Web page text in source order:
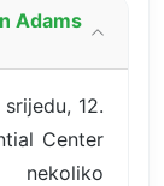
Adams
12.
Center